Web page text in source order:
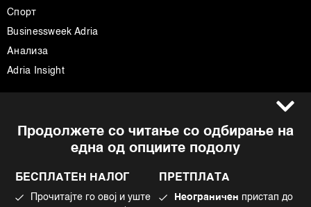
Продолжете со читање со одбирање на
една од опциите подолу
БЕСПЛАТЕН НАЛОГ
Прочитајте го овој и уште
ПРЕТПЛАТА
Неограничен пристап до
Спорт
Businessweek Adria
Анализа
Adria Insight
Импресум
Политика на приватност
Facebook
Instagram